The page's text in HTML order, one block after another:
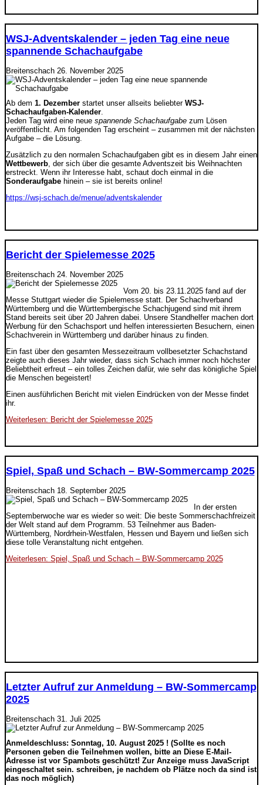
WSJ-Adventskalender – jeden Tag eine neue
spannende Schachaufgabe
Breitenschach 26. November 2025
Ab dem 1. Dezemberstartet unser allseits beliebter WSJ-
Schachaufgaben-Kalender.
Jeden Tag wird eine neue spannende Schachaufgabezum Lösen
veröffentlicht. Am folgenden Tag erscheint – zusammen mit der nächsten
Aufgabe – die Lösung.
Zusätzlich zu den normalen Schachaufgaben gibt es in diesem Jahr einen
Wettbewerb, der sich über die gesamte Adventszeit bis Weihnachten
erstreckt. Wenn ihr Interesse habt, schaut doch einmal in die
Sonderaufgabehinein – sie ist bereits online!
https://wsj-schach.de/menue/adventskalender
Bericht der Spielemesse 2025
Breitenschach 24. November 2025
Vom 20. bis 23.11.2025 fand auf der
Messe Stuttgart wieder die Spielemesse statt. Der Schachverband
Württemberg und die Württembergische Schachjugend sind mit ihrem
Stand bereits seit über 20 Jahren dabei. Unsere Standhelfer machen dort
Werbung für den Schachsport und helfen interessierten Besuchern, einen
Schachverein in Württemberg und darüber hinaus zu finden.
Ein fast über den gesamten Messezeitraum vollbesetzter Schachstand
zeigte auch dieses Jahr wieder, dass sich Schach immer noch höchster
Beliebtheit erfreut – ein tolles Zeichen dafür, wie sehr das königliche Spiel
die Menschen begeistert!
Einen ausführlichen Bericht mit vielen Eindrücken von der Messe findet
ihr.
Weiterlesen: Bericht der Spielemesse 2025
Spiel, Spaß und Schach – BW-Sommercamp 2025
Breitenschach 18. September 2025
In der ersten
Septemberwoche war es wieder so weit: Die beste Sommerschachfreizeit
der Welt stand auf dem Programm. 53 Teilnehmer aus Baden-
Württemberg, Nordrhein-Westfalen, Hessen und Bayern und ließen sich
diese tolle Veranstaltung nicht entgehen.
Weiterlesen: Spiel, Spaß und Schach – BW-Sommercamp 2025
Letzter Aufruf zur Anmeldung – BW-Sommercamp
2025
Breitenschach 31. Juli 2025
Anmeldeschluss: Sonntag, 10. August 2025 ! (Sollte es noch
Personen geben die Teilnehmen wollen, bitte an Diese E-Mail-
Adresse ist vor Spambots geschützt! Zur Anzeige muss JavaScript
eingeschaltet sein. schreiben, je nachdem ob Plätze noch da sind ist
das noch möglich)